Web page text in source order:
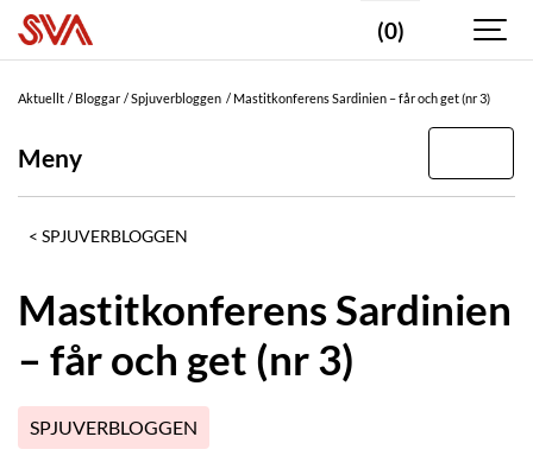
(0)
Aktuellt Bloggar Spjuverbloggen Mastitkonferens Sardinien – får och get (nr 3)
Meny
SPJUVERBLOGGEN
Mastitkonferens Sardinien
– får och get (nr 3)
SPJUVERBLOGGEN